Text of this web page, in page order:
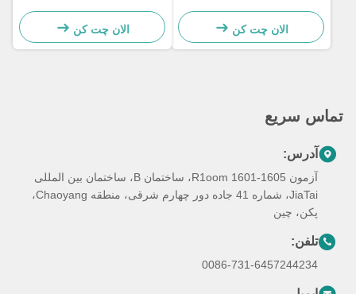
الان چت کن
کیفیت بالا
الان چت کن
تماس سریع
آدرس:
آزمون R1oom 1601-1605، ساختمان B، ساختمان بین المللی
JiaTai، شماره 41 جاده دور چهارم شرقی، منطقه Chaoyang،
پکن، چین
تلفن:
0086-731-6457244234